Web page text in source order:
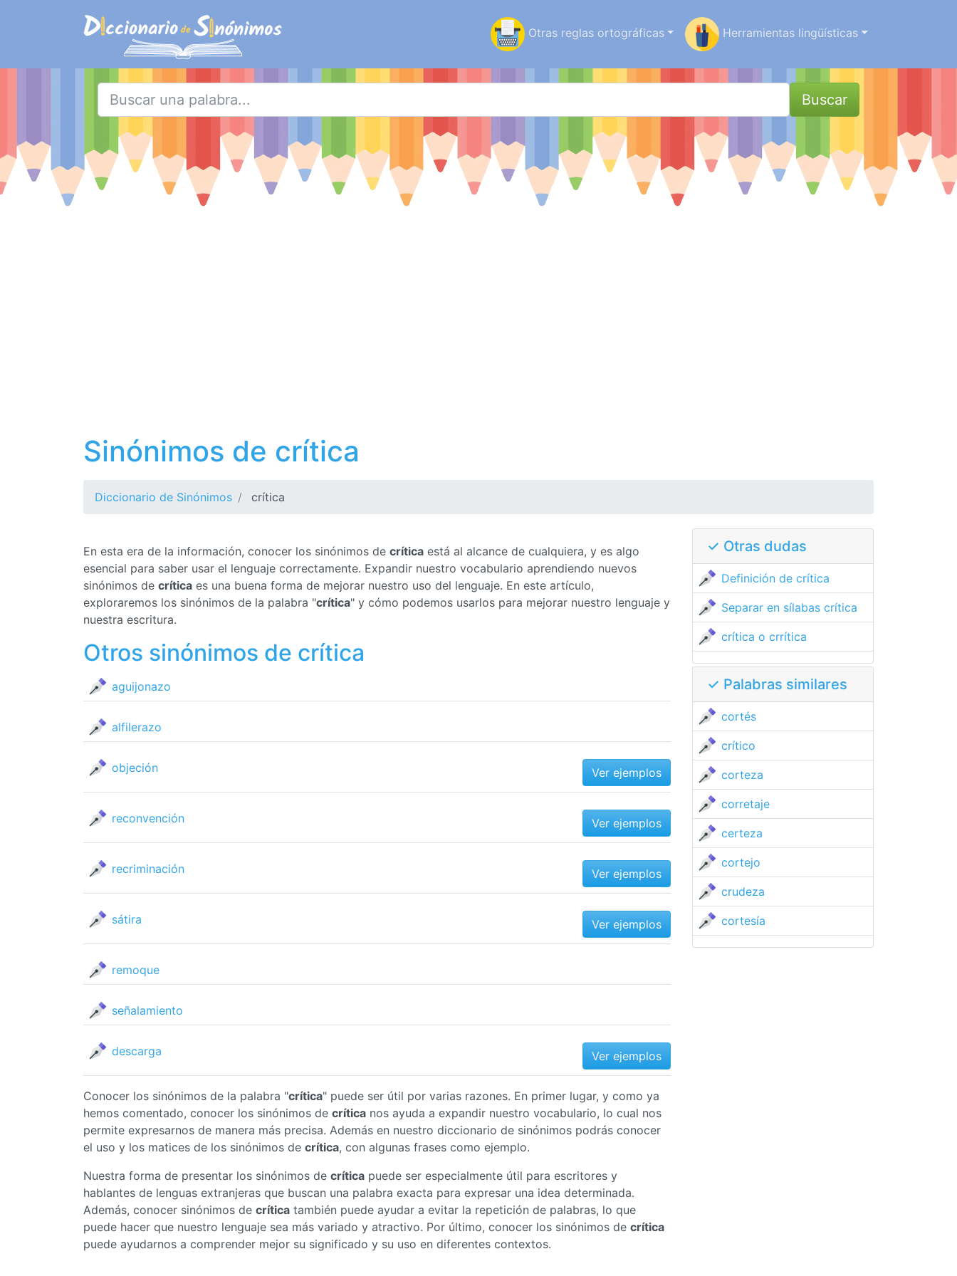
Otras reglas ortográficas Herramientas lingüísticas
Buscar
Sinónimos de crítica
Diccionario de Sinónimos crítica
En esta era de la información, conocer los sinónimos de crítica está al alcance de cualquiera, y es algo
esencial para saber usar el lenguaje correctamente. Expandir nuestro vocabulario aprendiendo nuevos
sinónimos de crítica es una buena forma de mejorar nuestro uso del lenguaje. En este artículo,
exploraremos los sinónimos de la palabra "crítica" y cómo podemos usarlos para mejorar nuestro lenguaje y
nuestra escritura.
Otros sinónimos de crítica
aguijonazo
alfilerazo
objeción Ver ejemplos
reconvención Ver ejemplos
recriminación Ver ejemplos
sátira Ver ejemplos
remoque
señalamiento
descarga Ver ejemplos
Conocer los sinónimos de la palabra "crítica" puede ser útil por varias razones. En primer lugar, y como ya
hemos comentado, conocer los sinónimos de crítica nos ayuda a expandir nuestro vocabulario, lo cual nos
permite expresarnos de manera más precisa. Además en nuestro diccionario de sinónimos podrás conocer
el uso y los matices de los sinónimos de crítica, con algunas frases como ejemplo.
Nuestra forma de presentar los sinónimos de crítica puede ser especialmente útil para escritores y
hablantes de lenguas extranjeras que buscan una palabra exacta para expresar una idea determinada.
Además, conocer sinónimos de crítica también puede ayudar a evitar la repetición de palabras, lo que
puede hacer que nuestro lenguaje sea más variado y atractivo. Por último, conocer los sinónimos de crítica
puede ayudarnos a comprender mejor su significado y su uso en diferentes contextos.
✓ Otras dudas
Definición de crítica
Separar en sílabas crítica
crítica o crrítica
✓ Palabras similares
cortés
crítico
corteza
corretaje
certeza
cortejo
crudeza
cortesía